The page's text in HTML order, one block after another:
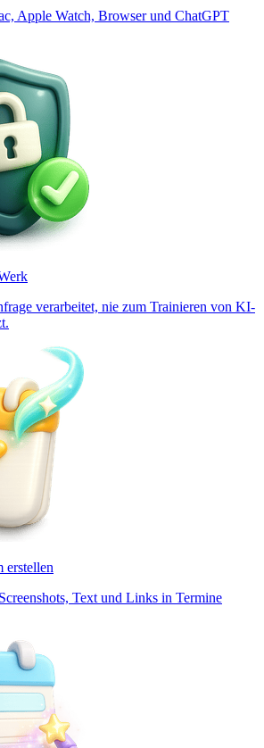
Apple Watch, Browser und ChatGPT
verarbeitet, nie zum Trainieren von KI-
erstellen
Text und Links in Termine